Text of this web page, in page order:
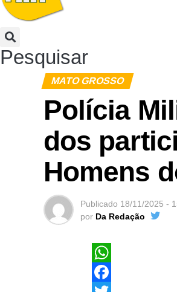
Pesquisar
MATO GROSSO
Polícia
dos
Homens
Publicado 18/11/2025 -
por Da Redação
WhatsApp